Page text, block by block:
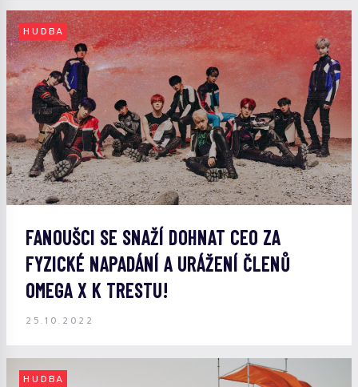
HUDBA
FANOUŠCI SE SNAŽÍ DOHNAT CEO ZA
FYZICKÉ NAPADÁNÍ A URÁŽENÍ ČLENŮ
OMEGA X K TRESTU!
25.10.2022
HUDBA